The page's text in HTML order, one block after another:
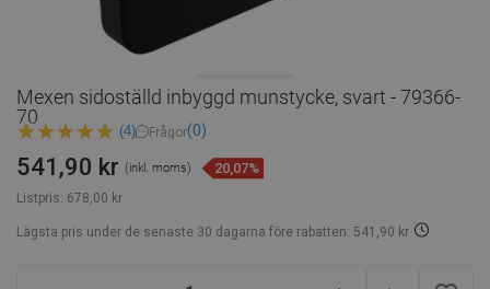
Mexen sidoställd inbyggd munstycke, svart - 79366-
70
(4) Frågor(0)
Listpris: 678,00 kr
541,90 kr (inkl. moms) 20,07%
Lägsta pris under de senaste 30 dagarna före rabatten: 541,90 kr